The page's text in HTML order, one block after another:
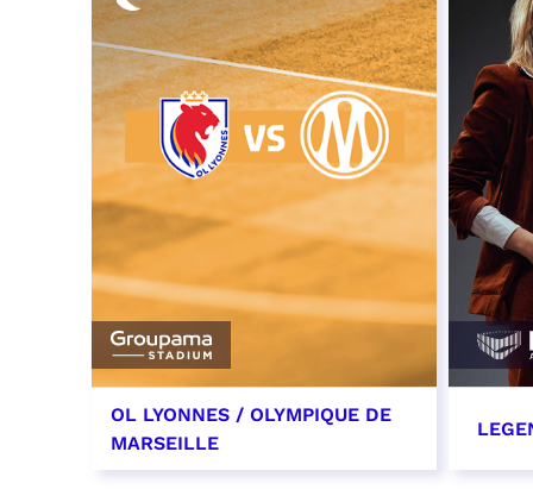
OL LYONNES / OLYMPIQUE DE
MARSEILLE